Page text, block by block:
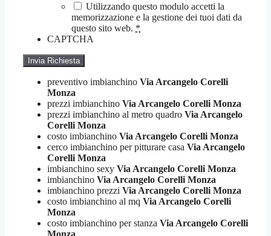
Utilizzando questo modulo accetti la
memorizzazione e la gestione dei tuoi dati da
questo sito web. *
CAPTCHA
preventivo imbianchino Via Arcangelo Corelli
Monza
prezzi imbianchino Via Arcangelo Corelli Monza
prezzi imbianchino al metro quadro Via Arcangelo
Corelli Monza
costo imbianchino Via Arcangelo Corelli Monza
cerco imbianchino per pitturare casa Via Arcangelo
Corelli Monza
imbianchino sexy Via Arcangelo Corelli Monza
imbianchino Via Arcangelo Corelli Monza
imbianchino prezzi Via Arcangelo Corelli Monza
costo imbianchino al mq Via Arcangelo Corelli
Monza
costo imbianchino per stanza Via Arcangelo Corelli
Monza